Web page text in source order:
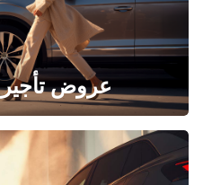
عروض تأجير